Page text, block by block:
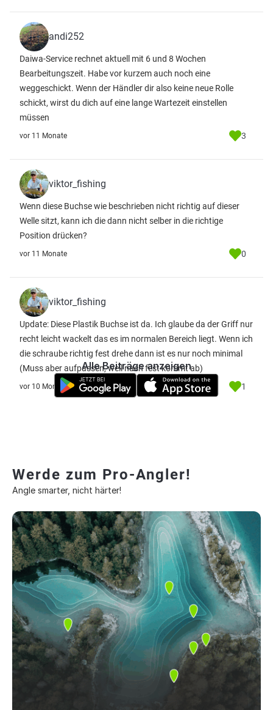
andi252
Daiwa-Service rechnet aktuell mit 6 und 8 Wochen
Bearbeitungszeit. Habe vor kurzem auch noch eine
weggeschickt. Wenn der Händler dir also keine neue Rolle
schickt, wirst du dich auf eine lange Wartezeit einstellen
müssen
vor 11 Monate 3
viktor_fishing
Wenn diese Buchse wie beschrieben nicht richtig auf dieser
Welle sitzt, kann ich die dann nicht selber in die richtige
Position drücken?
vor 11 Monate 0
viktor_fishing
Update: Diese Plastik Buchse ist da. Ich glaube da der Griff nur
recht leicht wackelt das es im normalen Bereich liegt. Wenn ich
die schraube richtig fest drehe dann ist es nur noch minimal
(Muss aber aufpassen, weil nach fest kommt ab)
vor 10 Monate 1
Alle Beiträge anzeigen
Werde zum Pro-Angler!
Angle smarter, nicht härter!